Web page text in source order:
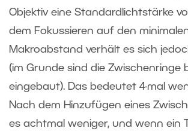
Objektiv eine Standardlichtstärke
dem Fokussieren auf den
Makroabstand verhält es sich
(im Grunde sind die Zwischenringe
eingebaut). Das bedeutet 4-mal
Nach dem Hinzufügen eines
es achtmal weniger, und wenn ein